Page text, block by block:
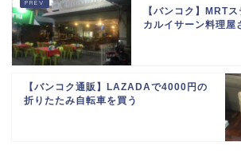
【バンコク】MRT
カルイサーン料理屋
【バンコク通販】LAZADAで4000円の
折りたたみ自転車を買う